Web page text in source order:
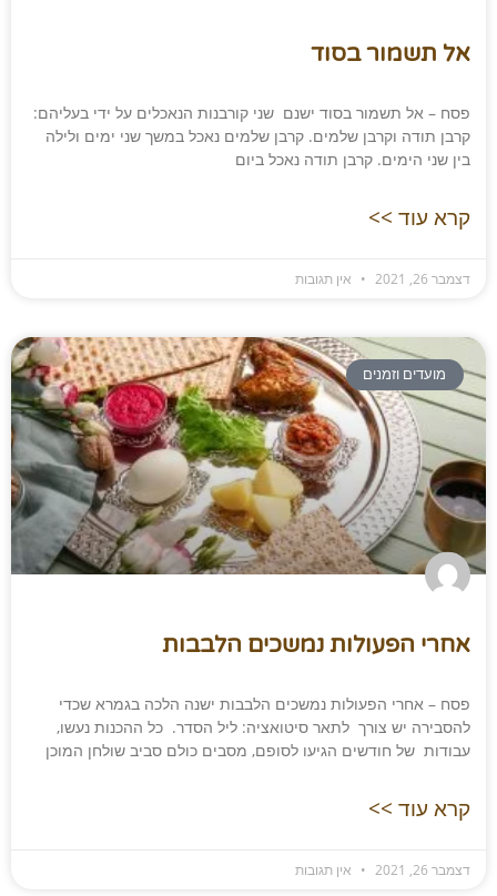
אל תשמור בסוד
פסח – אל תשמור בסוד ישנם שני קורבנות הנאכלים על ידי בעליהם:
קרבן תודה וקרבן שלמים. קרבן שלמים נאכל במשך שני ימים ולילה
בין שני הימים. קרבן תודה נאכל ביום
קרא עוד >>
דצמבר 26, 2021 אין תגובות
מועדים וזמנים
אחרי הפעולות נמשכים הלבבות
פסח – אחרי הפעולות נמשכים הלבבות ישנה הלכה בגמרא שכדי
להסבירה יש צורך לתאר סיטואציה: ליל הסדר. כל ההכנות נעשו,
עבודות של חודשים הגיעו לסופם, מסבים כולם סביב שולחן המוכן
קרא עוד >>
דצמבר 26, 2021 אין תגובות